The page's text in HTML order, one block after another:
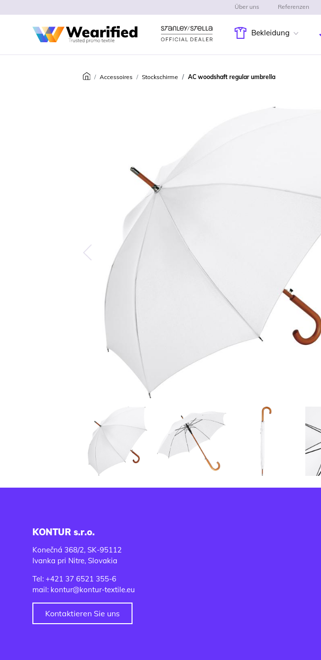
Bekleidung
Über uns Referenzen
Accessoires Stockschirme AC woodshaft regular umbrella
Predchádzajúca
KONTUR s.r.o.
Konečná 368/2, SK-95112
Ivanka pri Nitre, Slovakia
Tel: +421 37 6521 355-6
mail: kontur@kontur-textile.eu
Kontaktieren Sie uns